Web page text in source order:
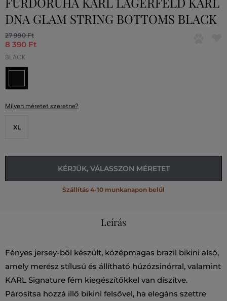
DNA GLAM STRING BOTTOMS BLACK
27 990 Ft
8 390 Ft
BLACK
Milyen méretet szeretne?
XL
KÉRJÜK, VÁLASSZON MÉRETET
Szállítás 4-10 munkanapon belül
Leírás
Fényes jersey-ből készült, középmagas brazil bikini alsó,
amely merész stílusú és állítható húzózsinórral, valamint
KARL Signature fém kiegészítőkkel van díszítve.
Párosítsa hozzá illő bikini felsővel, ha elegáns szettre